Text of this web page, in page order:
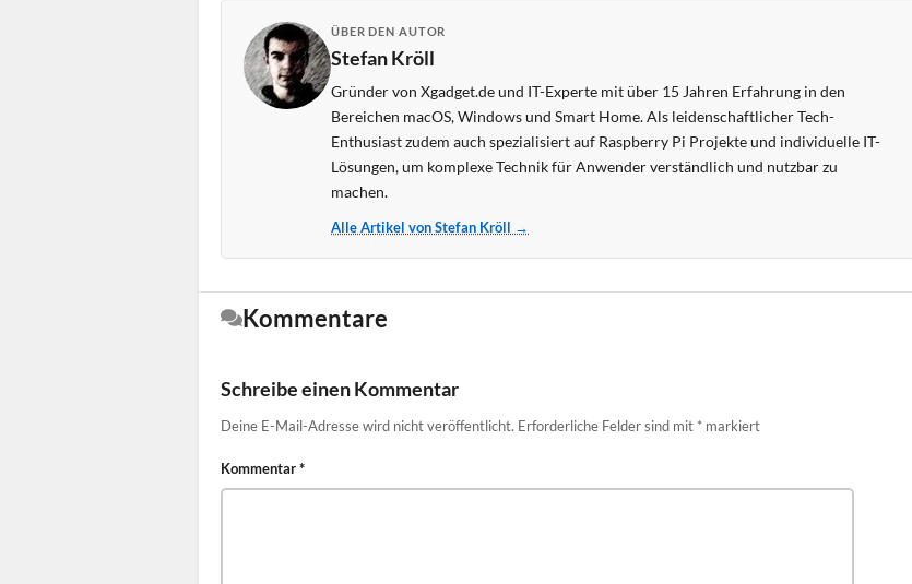
ÜBER DEN AUTOR
Stefan Kröll
Gründer von Xgadget.de und IT-Experte mit über 15 Jahren Erfahrung in den
Bereichen macOS, Windows und Smart Home. Als leidenschaftlicher Tech-
Enthusiast zudem auch spezialisiert auf Raspberry Pi Projekte und individuelle IT-
Lösungen, um komplexe Technik für Anwender verständlich und nutzbar zu
machen.
Alle Artikel von Stefan Kröll →
Kommentare
Schreibe einen Kommentar
Deine E-Mail-Adresse wird nicht veröffentlicht. Erforderliche Felder sind mit * markiert
Kommentar*